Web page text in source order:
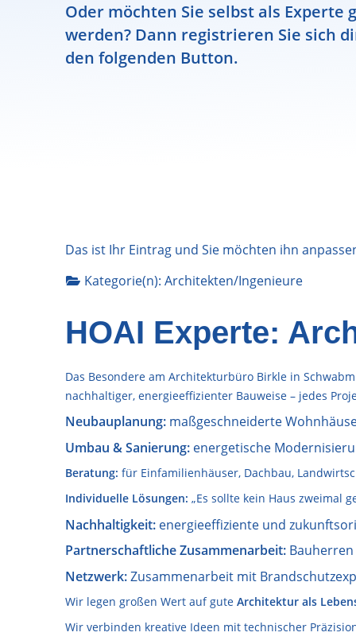
Oder möchten Sie selbst als Experte
werden? Dann registrieren Sie sich
den folgenden Button.
Das ist Ihr Eintrag und Sie möchten ihn
Kategorie(n): Architekten/Ingenieure
HOAI Experte:
Das Besondere am Architekturbüro Birkle in
nachhaltiger, energieeffizienter Bauweise – jedes
Neubauplanung: maßgeschneiderte
Umbau & Sanierung: energetische
Beratung: für Einfamilienhäuser, Dachbau,
Individuelle Lösungen: „Es sollte kein Haus zweimal
Nachhaltigkeit: energieeffiziente und
Partnerschaftliche Zusammenarbeit:
Netzwerk:Zusammenarbeit mit
Wir legen großen Wert auf gute Architektur als
Wir verbinden kreative Ideen mit technischer